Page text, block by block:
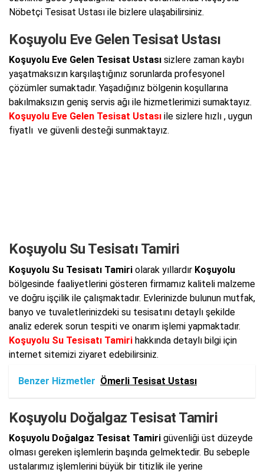
Nöbetçi Tesisat Ustası ile bizlere ulaşabilirsiniz.
Koşuyolu Eve Gelen Tesisat Ustası
Koşuyolu Eve Gelen Tesisat Ustası sizlere zaman kaybı
yaşatmaksızın karşılaştığınız sorunlarda profesyonel
çözümler sumaktadır. Yaşadığınız bölgenin koşullarına
bakılmaksızın geniş servis ağı ile hizmetlerimizi sumaktayız.
Koşuyolu Eve Gelen Tesisat Ustası ile sizlere hızlı , uygun
fiyatlı ve güvenli desteği sunmaktayız.
Koşuyolu Su Tesisatı Tamiri
Koşuyolu Su Tesisatı Tamiri olarak yıllardır Koşuyolu
bölgesinde faaliyetlerini gösteren firmamız kaliteli malzeme
ve doğru işçilik ile çalışmaktadır. Evlerinizde bulunun mutfak,
banyo ve tuvaletlerinizdeki su tesisatını detaylı şekilde
analiz ederek sorun tespiti ve onarım işlemi yapmaktadır.
Koşuyolu Su Tesisatı Tamiri hakkında detaylı bilgi için
internet sitemizi ziyaret edebilirsiniz.
Benzer Hizmetler Ömerli Tesisat Ustası
Koşuyolu Doğalgaz Tesisat Tamiri
Koşuyolu Doğalgaz Tesisat Tamiri güvenliği üst düzeyde
olması gereken işlemlerin başında gelmektedir. Bu sebeple
ustalarımız işlemlerini büyük bir titizlik ile yerine